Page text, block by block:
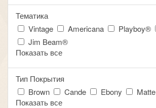
Тематика
Vintage
Americana Playboy®
Jim Beam®
Показать все
Тип Покрытия
Brown
Cande Ebony Matte
Показать все